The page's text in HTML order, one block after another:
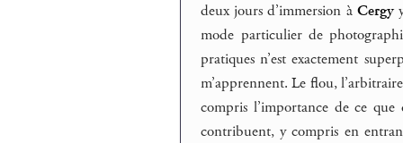
deux jours d’immersion à Cergy
mode particulier de
pratiques n’est exactement
m’apprennent. Le flou,
compris l’importance de ce
contribuent, y compris en